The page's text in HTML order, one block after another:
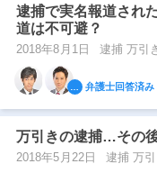
逮捕で実名報道され
道は不可避？
2018年8月1日 逮捕 万引
弁護士回答済み
万引きの逮捕…その
2018年5月22日 逮捕 万引